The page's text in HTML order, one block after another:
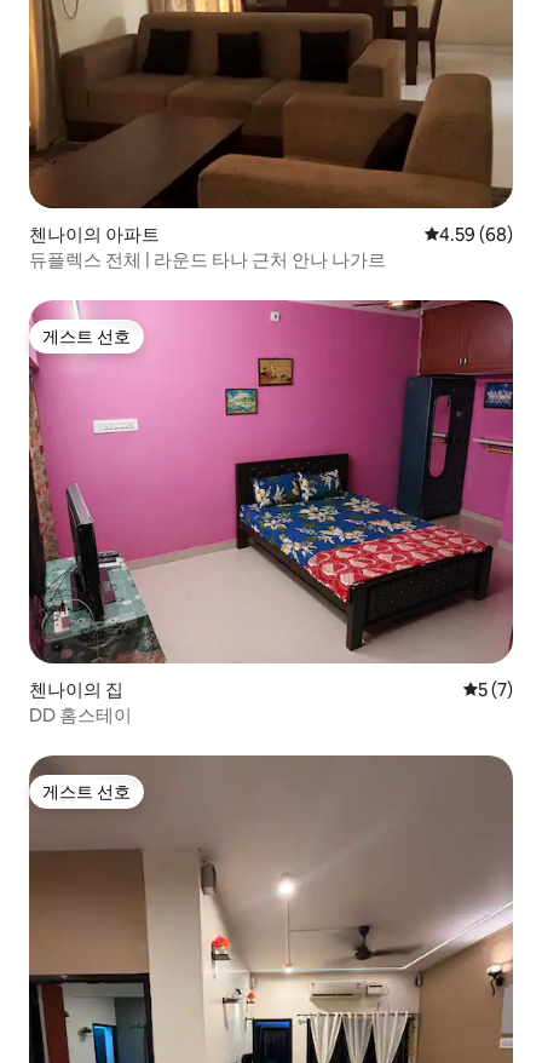
첸나이의 아파트 평점 4.59점(5
4.59 (68)
듀플렉스 전체 | 라운드 타나 근처 안나 나가르
게스트 선호
게스트 선호
첸나이의 집 평점 5점
5 (7)
DD 홈스테이
게스트 선호
게스트 선호